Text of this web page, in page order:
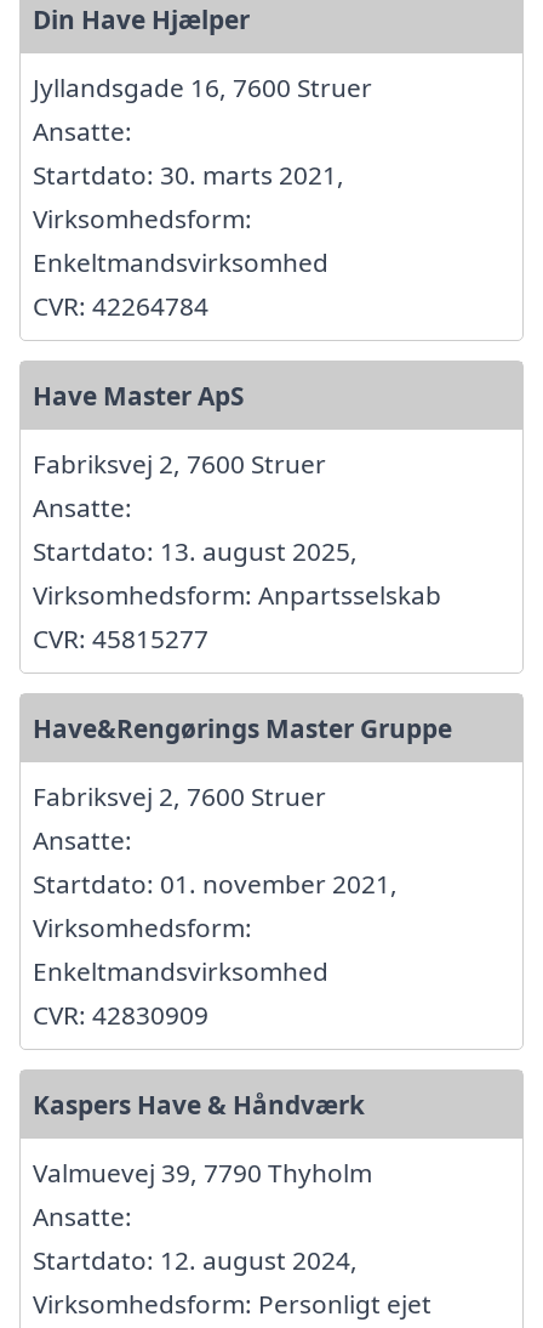
Din Have Hjælper
Jyllandsgade 16, 7600 Struer
Ansatte:
Startdato: 30. marts 2021,
Virksomhedsform:
Enkeltmandsvirksomhed
CVR: 42264784
Have Master ApS
Fabriksvej 2, 7600 Struer
Ansatte:
Startdato: 13. august 2025,
Virksomhedsform: Anpartsselskab
CVR: 45815277
Have&Rengørings Master Gruppe
Fabriksvej 2, 7600 Struer
Ansatte:
Startdato: 01. november 2021,
Virksomhedsform:
Enkeltmandsvirksomhed
CVR: 42830909
Kaspers Have & Håndværk
Valmuevej 39, 7790 Thyholm
Ansatte:
Startdato: 12. august 2024,
Virksomhedsform: Personligt ejet